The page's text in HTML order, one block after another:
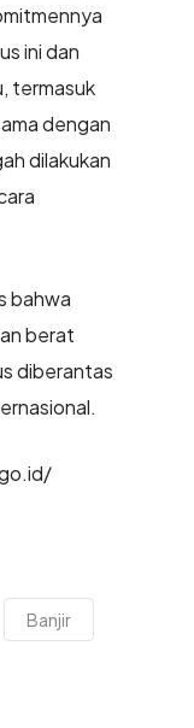
ini dan
termasuk
dengan
dilakukan
bahwa
berat
diberantas
Banjir